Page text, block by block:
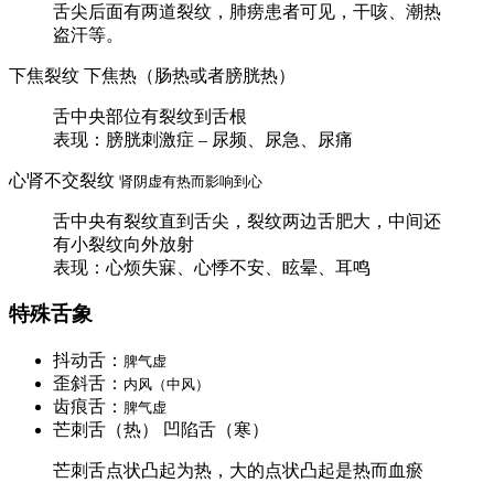
舌尖后面有两道裂纹，肺痨患者可见，干咳、潮热
盗汗等。
下焦裂纹 下焦热（肠热或者膀胱热）
舌中央部位有裂纹到舌根
表现：膀胱刺激症 – 尿频、尿急、尿痛
心肾不交裂纹 肾阴虚有热而影响到心
舌中央有裂纹直到舌尖，裂纹两边舌肥大，中间还
有小裂纹向外放射
表现：心烦失寐、心悸不安、眩晕、耳鸣
特殊舌象
抖动舌： 脾气虚
歪斜舌： 内风（中风）
齿痕舌： 脾气虚
芒刺舌（热） 凹陷舌（寒）
芒刺舌点状凸起为热，大的点状凸起是热而血瘀